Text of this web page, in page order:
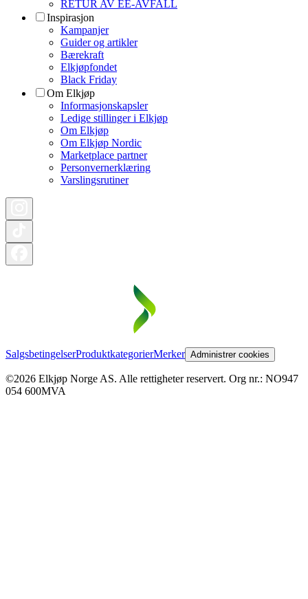
RETUR AV EE-AVFALL
Inspirasjon
Kampanjer
Guider og artikler
Bærekraft
Elkjøpfondet
Black Friday
Om Elkjøp
Informasjonskapsler
Ledige stillinger i Elkjøp
Om Elkjøp
Om Elkjøp Nordic
Marketplace partner
Personvernerklæring
Varslingsrutiner
SalgsbetingelserProduktkategorierMerker Administrer cookies
©2026 Elkjøp Norge AS. Alle rettigheter reservert. Org nr.: NO947
054 600MVA